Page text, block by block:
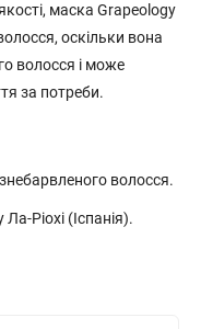
маска Grapeology
оскільки вона
волосся і може
за потреби.
волосся.
Ріохі (Іспанія).